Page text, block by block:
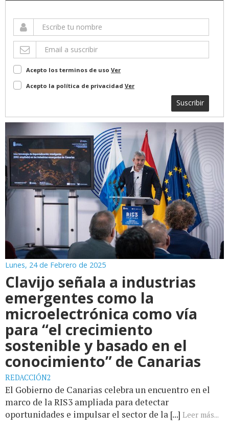
Acepto los terminos de uso Ver
Acepto la política de privacidad Ver
Suscribir
Lunes, 24 de Febrero de 2025
Clavijo señala a industrias
emergentes como la
microelectrónica como vía
para “el crecimiento
sostenible y basado en el
conocimiento” de Canarias
REDACCIÓN2
El Gobierno de Canarias celebra un encuentro en el
marco de la RIS3 ampliada para detectar
oportunidades e impulsar el sector de la [...] Leer más...